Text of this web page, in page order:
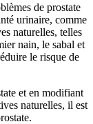
de prostate
urinaire, comme
naturelles, telles
nain, le sabal et
le risque de
et en modifiant
naturelles, il est